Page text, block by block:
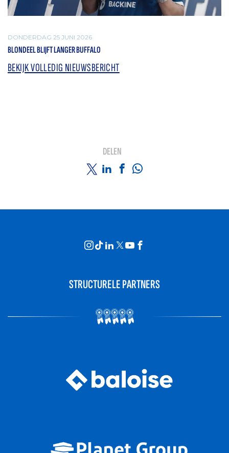
DONDERDAG 25 JUNI 2026
BLONDEEL BLIJFT LANGER BUFFALO
BEKIJK VOLLEDIG NIEUWSBERICHT
DELEN
STRUCTURELE PARTNERS